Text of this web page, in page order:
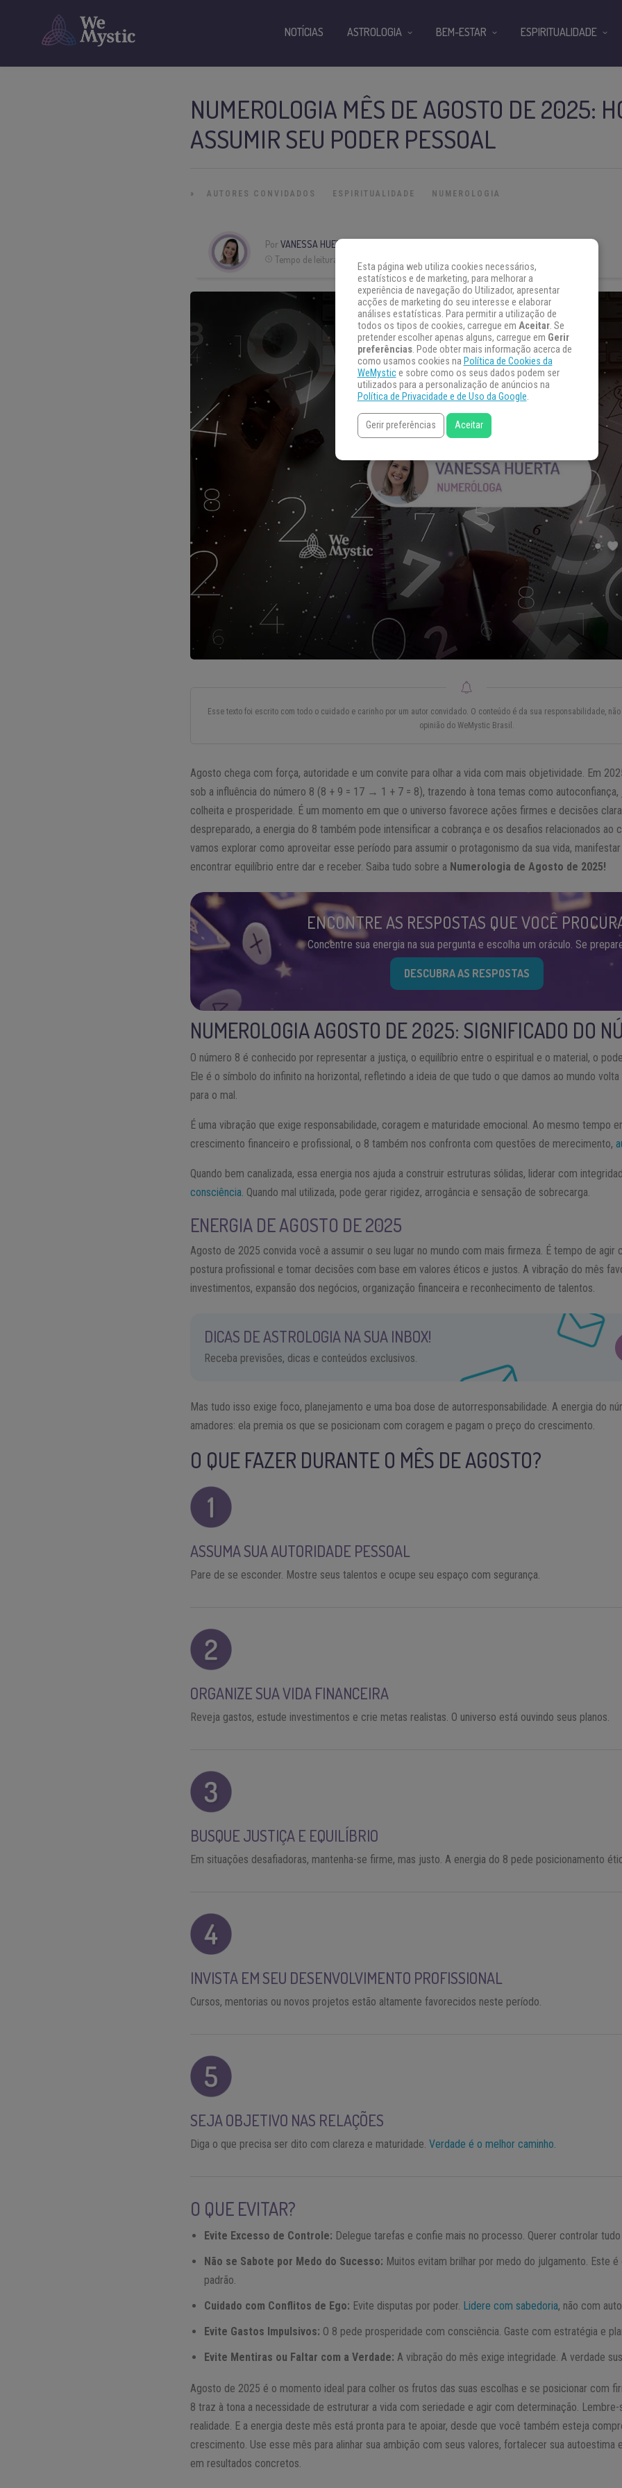
NUMEROLOGIA MÊS DE AGOSTO DE 2025:
ASSUMIR SEU PODER PESSOAL
» AUTORES CONVIDADOS ESPIRITUALIDADE NUMEROLOGIA
Por VANESSA HUERTA
Tempo de leitura:
Esse texto foi escrito com todo o cuidado e carinho por um autor convidado. O conteúdo é da sua responsabilidade,
opinião do WeMystic Brasil.
Agosto chega com força, autoridade e um convite para olhar a vida com mais objetividade. Em
sob a influência do número 8 (8 + 9 = 17 → 1 + 7 = 8), trazendo à tona temas como
colheita e prosperidade. É um momento em que o universo favorece ações firmes e decisões
despreparado, a energia do 8 também pode intensificar a cobrança e os desafios relacionados ao
vamos explorar como aproveitar esse período para assumir o protagonismo da sua vida,
encontrar equilíbrio entre dar e receber. Saiba tudo sobre a Numerologia de Agosto de 2025!
ENCONTRE AS RESPOSTAS QUE VOCÊ
Concentre sua energia na sua pergunta e escolha um oráculo. Se
DESCUBRA AS RESPOSTAS
NUMEROLOGIA AGOSTO DE 2025: SIGNIFICADO DO
O número 8 é conhecido por representar a justiça, o equilíbrio entre o espiritual e o material, o
Ele é o símbolo do infinito na horizontal, refletindo a ideia de que tudo o que damos ao mundo
para o mal.
É uma vibração que exige responsabilidade, coragem e maturidade emocional. Ao mesmo tempo
crescimento financeiro e profissional, o 8 também nos confronta com questões de merecimento,
Quando bem canalizada, essa energia nos ajuda a construir estruturas sólidas, liderar com
consciência. Quando mal utilizada, pode gerar rigidez, arrogância e sensação de sobrecarga.
ENERGIA DE AGOSTO DE 2025
Agosto de 2025 convida você a assumir o seu lugar no mundo com mais firmeza. É tempo de agir
postura profissional e tomar decisões com base em valores éticos e justos. A vibração do mês
investimentos, expansão dos negócios, organização financeira e reconhecimento de talentos.
DICAS DE ASTROLOGIA NA SUA INBOX!
Receba previsões, dicas e conteúdos exclusivos.
Mas tudo isso exige foco, planejamento e uma boa dose de autorresponsabilidade. A energia do
amadores: ela premia os que se posicionam com coragem e pagam o preço do crescimento.
O QUE FAZER DURANTE O MÊS DE AGOSTO?
ASSUMA SUA AUTORIDADE PESSOAL
Pare de se esconder. Mostre seus talentos e ocupe seu espaço com segurança.
ORGANIZE SUA VIDA FINANCEIRA
Reveja gastos, estude investimentos e crie metas realistas. O universo está ouvindo seus planos.
BUSQUE JUSTIÇA E EQUILÍBRIO
Em situações desafiadoras, mantenha-se firme, mas justo. A energia do 8 pede posicionamento
INVISTA EM SEU DESENVOLVIMENTO PROFISSIONAL
Cursos, mentorias ou novos projetos estão altamente favorecidos neste período.
SEJA OBJETIVO NAS RELAÇÕES
Diga o que precisa ser dito com clareza e maturidade.Verdade é o melhor caminho.
O QUE EVITAR?
Evite Excesso de Controle: Delegue tarefas e confie mais no processo. Querer controlar
Não se Sabote por Medo do Sucesso: Muitos evitam brilhar por medo do julgamento. Este
padrão.
Cuidado com Conflitos de Ego: Evite disputas por poder. Lidere com sabedoria, não com
Evite Gastos Impulsivos: O 8 pede prosperidade com consciência. Gaste com estratégia e
Evite Mentiras ou Faltar com a Verdade: A vibração do mês exige integridade. A verdade
Agosto de 2025 é o momento ideal para colher os frutos das suas escolhas e se posicionar com
8 traz à tona a necessidade de estruturar a vida com seriedade e agir com determinação.
realidade. E a energia deste mês está pronta para te apoiar, desde que você também esteja
crescimento. Use esse mês para alinhar sua ambição com seus valores, fortalecer sua autoestima
em resultados concretos.
NOTÍCIAS ASTROLOGIA BEM-ESTAR ESPIRITUALIDADE
Esta página web utiliza cookies necessários,
estatísticos e de marketing, para melhorar a
experiência de navegação do Utilizador, apresentar
acções de marketing do seu interesse e elaborar
análises estatísticas. Para permitir a utilização de
todos os tipos de cookies, carregue em Aceitar. Se
pretender escolher apenas alguns, carregue em Gerir
preferências. Pode obter mais informação acerca de
como usamos cookies na Política de Cookies da
WeMystice sobre como os seus dados podem ser
utilizados para a personalização de anúncios na
Política de Privacidade e de Uso da Google.
Gerir preferências Aceitar